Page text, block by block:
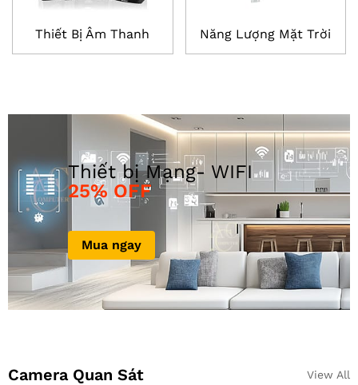
Thiết Bị Âm Thanh Năng Lượng Mặt Trời
25% OFF
Mua ngay
Camera Quan Sát View All